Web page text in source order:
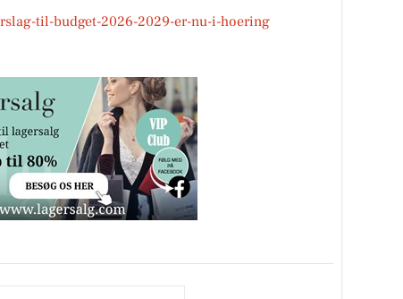
til-budget-2026-2029-er-nu-i-hoering